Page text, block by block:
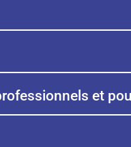
et